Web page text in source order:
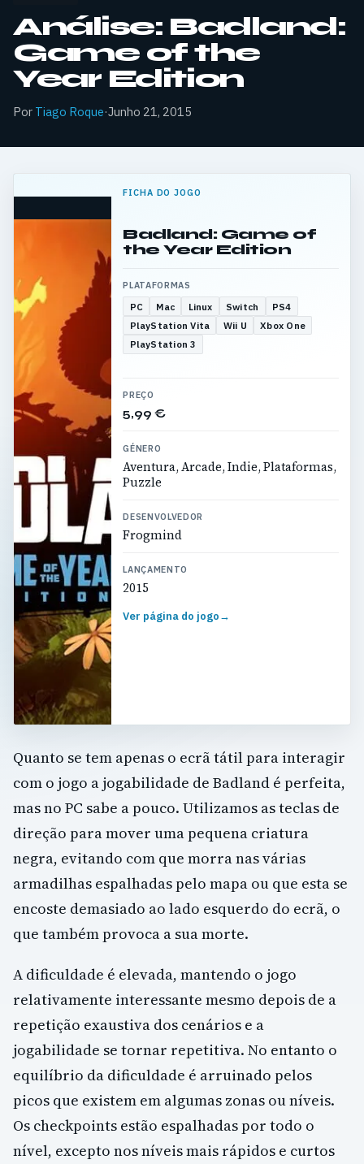
Análise: Badland:
Game of the
Year Edition
Por Tiago Roque·Junho 21, 2015
FICHA DO JOGO
Badland: Game of
the Year Edition
PLATAFORMAS
PC Mac Linux Switch
PS4
PlayStation Vita
Wii U
Xbox One
PlayStation 3
PREÇO
5,99 €
GÉNERO
Aventura, Arcade, Indie, Plataformas,
Puzzle
DESENVOLVEDOR
Frogmind
LANÇAMENTO
2015
Ver página do jogo→
Quanto se tem apenas o ecrã tátil para interagir
com o jogo a jogabilidade de Badland é perfeita,
mas no PC sabe a pouco. Utilizamos as teclas de
direção para mover uma pequena criatura
negra, evitando com que morra nas várias
armadilhas espalhadas pelo mapa ou que esta se
encoste demasiado ao lado esquerdo do ecrã, o
que também provoca a sua morte.
A dificuldade é elevada, mantendo o jogo
relativamente interessante mesmo depois de a
repetição exaustiva dos cenários e a
jogabilidade se tornar repetitiva. No entanto o
equilíbrio da dificuldade é arruinado pelos
picos que existem em algumas zonas ou níveis.
Os checkpoints estão espalhadas por todo o
nível, excepto nos níveis mais rápidos e curtos